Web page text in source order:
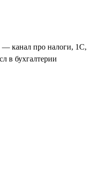
канал про налоги, 1С,
в бухгалтерии